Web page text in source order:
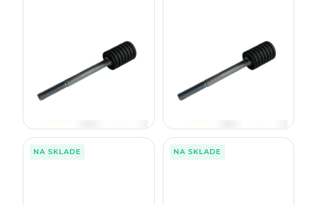
5016299R, F066863
57,00
5016285R, F066821
75,00
NA SKLADE NA SKLADE